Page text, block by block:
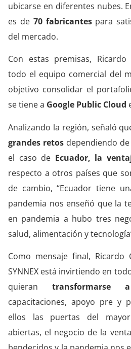
ubicarse en diferentes nubes.
es de 70 fabricantespara
del mercado.
Con estas premisas,
todo el equipo comercial del
objetivo consolidar el
se tiene a Google Public Cloud
Analizando la región, señaló
grandes retos dependiendo
el caso de Ecuador, la
respecto a otros países que
de cambio, “Ecuador tiene
pandemia nos enseñó que la
en pandemia a hubo tres
salud, alimentación y
Como mensaje final, Ricardo
SYNNEX está invirtiendo en
quieran transformarse
capacitaciones, apoyo pre y
ellos las puertas del
abiertas, el negocio de la